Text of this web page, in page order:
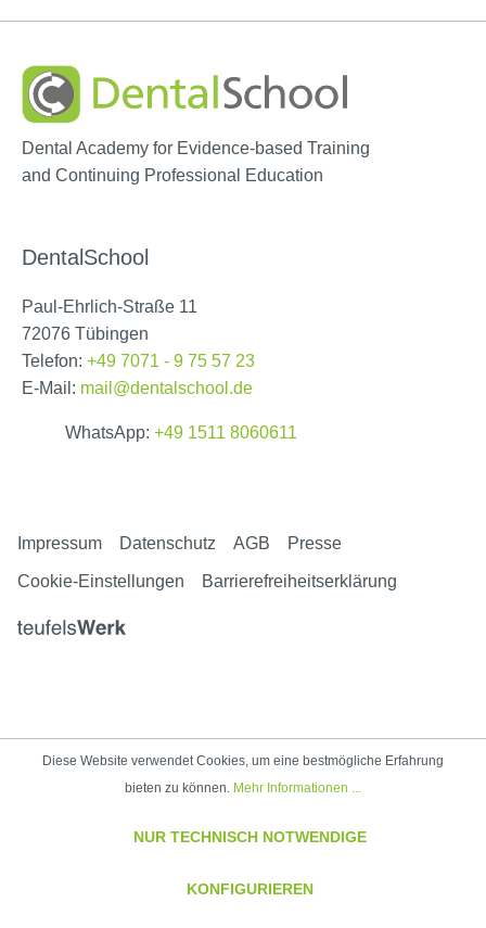
Dental Academy for Evidence-based Training
and Continuing Professional Education
DentalSchool
Paul-Ehrlich-Straße 11
72076 Tübingen
Telefon: +49 7071 - 9 75 57 23
E-Mail: mail@dentalschool.de
WhatsApp: +49 1511 8060611
Impressum Datenschutz AGB
Presse
Cookie-Einstellungen
Barrierefreiheitserklärung
Diese Website verwendet Cookies, um eine bestmögliche Erfahrung
bieten zu können. Mehr Informationen ...
NUR TECHNISCH NOTWENDIGE
KONFIGURIEREN